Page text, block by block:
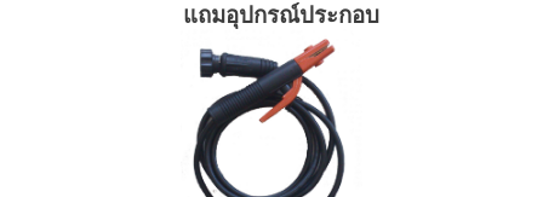
แถมอุปกรณ์ประกอบ